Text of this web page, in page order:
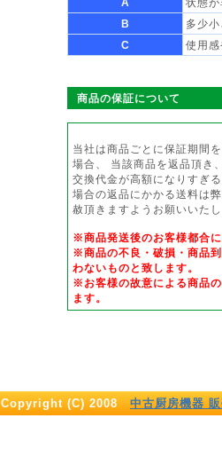
B
多少
C
使用
商品の保証について
当社は商品ごとに保証期間
場合、 当該商品を返品頂き
交換代金が高額になりすぎ
場合の返品にかかる送料は
赦頂きますようお願いいた
※商品発送後のお客様都合
※商品の不良・破損・商品
わないものと致します。
※お客様の故意による商品
ます。
Copyright (C) 2008 中古厨房機器